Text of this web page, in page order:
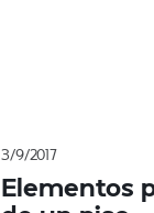
3/9/2017
Elementos